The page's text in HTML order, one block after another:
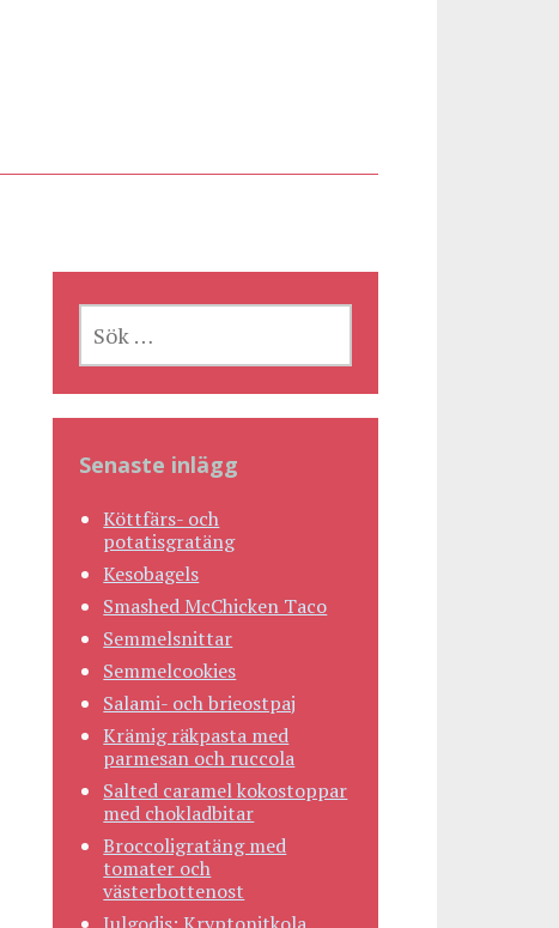
EFTER:
Senaste inlägg
Köttfärs- och
potatisgratäng
Kesobagels
Smashed McChicken Taco
Semmelsnittar
Semmelcookies
Salami- och brieostpaj
Krämig räkpasta med
parmesan och ruccola
Salted caramel kokostoppar
med chokladbitar
Broccoligratäng med
tomater och
västerbottenost